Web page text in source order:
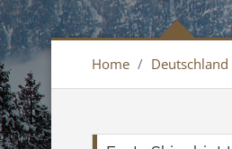
Home / Deutschland